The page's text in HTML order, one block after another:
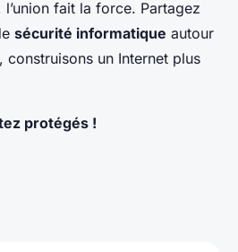
l’union fait la force. Partagez
sécurité informatique autour
construisons un Internet plus
protégés !